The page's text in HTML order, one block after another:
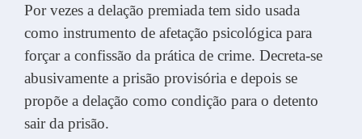
Por vezes a delação premiada tem sido usada
como instrumento de afetação psicológica para
forçar a confissão da prática de crime. Decreta-se
abusivamente a prisão provisória e depois se
propõe a delação como condição para o detento
sair da prisão.